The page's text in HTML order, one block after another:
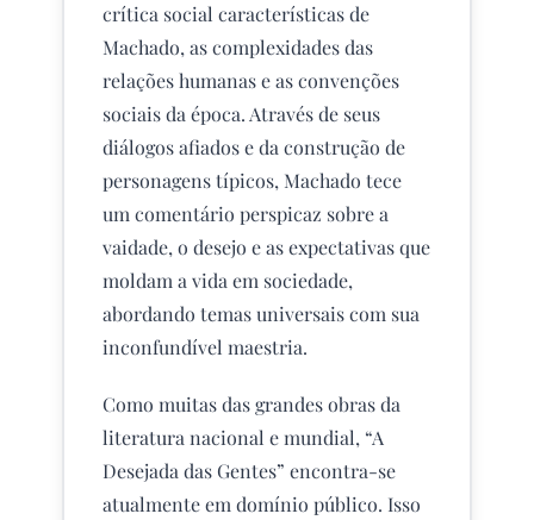
crítica social características de
Machado, as complexidades das
relações humanas e as convenções
sociais da época. Através de seus
diálogos afiados e da construção de
personagens típicos, Machado tece
um comentário perspicaz sobre a
vaidade, o desejo e as expectativas que
moldam a vida em sociedade,
abordando temas universais com sua
inconfundível maestria.
Como muitas das grandes obras da
literatura nacional e mundial, “A
Desejada das Gentes” encontra-se
atualmente em domínio público. Isso